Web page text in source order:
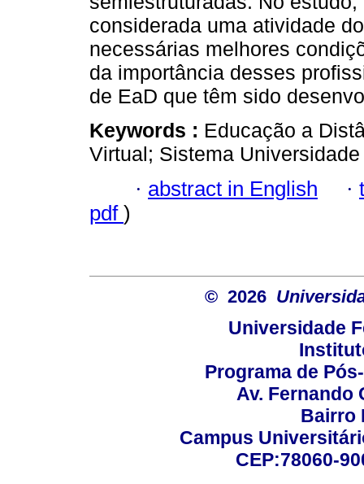
considerada uma atividade
necessárias melhores
da importância desses
de EaD que têm sido
Keywords : Educação a
Virtual; Sistema
· abstract in English ·
pdf )
© 2026
Universidade
Programa de
Av. Fernando
Bairro
Campus
CEP:78060-